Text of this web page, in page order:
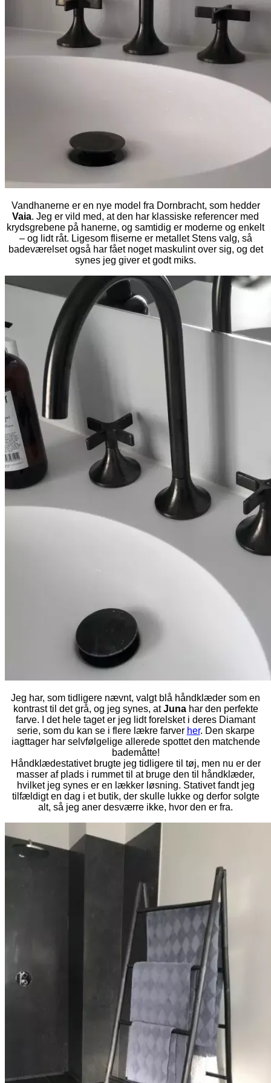
Vandhanerne er en nye model fra Dornbracht, som hedder
Vaia. Jeg er vild med, at den har klassiske referencer med
krydsgrebene på hanerne, og samtidig er moderne og enkelt
– og lidt råt. Ligesom fliserne er metallet Stens valg, så
badeværelset også har fået noget maskulint over sig, og det
synes jeg giver et godt miks.
Jeg har, som tidligere nævnt, valgt blå håndklæder som en
kontrast til det grå, og jeg synes, atJunahar den perfekte
farve. I det hele taget er jeg lidt forelsket i deres Diamant
serie, som du kan se i flere lækre farver her. Den skarpe
iagttager har selvfølgelige allerede spottet den matchende
bademåtte!
Håndklædestativet brugte jeg tidligere til tøj, men nu er der
masser af plads i rummet til at bruge den til håndklæder,
hvilket jeg synes er en lækker løsning. Stativet fandt jeg
tilfældigt en dag i et butik, der skulle lukke og derfor solgte
alt, så jeg aner desværre ikke, hvor den er fra.